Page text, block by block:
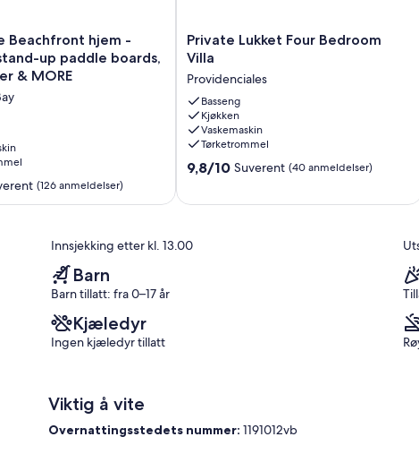
slik at alle kan slappe av, med den ekstra fordelen med bare en
Beachfront hjem -
up paddle boards,
& MORE
(126 anmeldelser)
Private
Lukket
Bedroom
Villa
Providenciales
Private Lukket Four Bedroom
Villa
Providenciales
Basseng
Kjøkken
Vaskemaskin
Tørketrommel
9.8
anmeldelser)
9,8/10 Suverent (40 anmeldelser)
Innsjekking etter kl. 13.00
Barn
Barn tillatt: fra 0–17 år
Kjæledyr
Ingen kjæledyr tillatt
Viktig å vite
Overnattingsstedets nummer:1191012vb